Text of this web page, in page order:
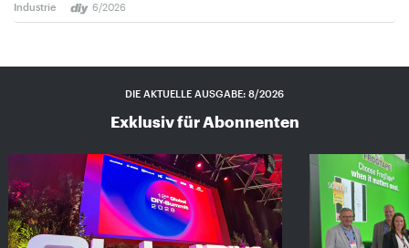
Industrie 6/2026
DIE AKTUELLE AUSGABE: 8/2026
Exklusiv für Abonnenten